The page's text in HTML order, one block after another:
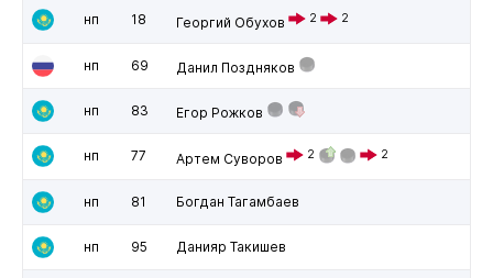
нп 18 Георгий Обухов 2 2
нп 69 Данил Поздняков
нп 83 Егор Рожков
нп 77 Артем Суворов 2 2
нп 81 Богдан Тагамбаев
нп 95 Данияр Такишев